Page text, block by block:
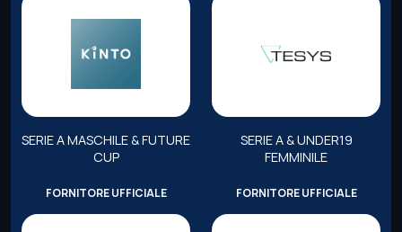
SERIE A MASCHILE & FUTURE
CUP
SERIE A & UNDER19
FEMMINILE
FORNITORE UFFICIALE FORNITORE UFFICIALE